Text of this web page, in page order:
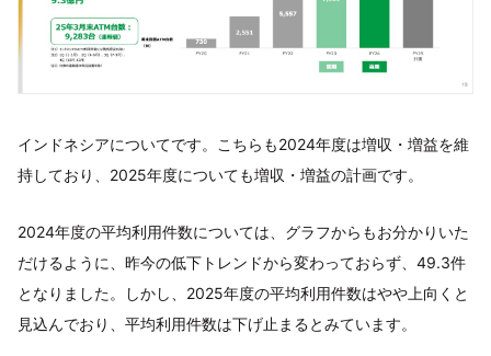
インドネシアについてです。こちらも2024年度は増収・増益を維
持しており、2025年度についても増収・増益の計画です。
2024年度の平均利用件数については、グラフからもお分かりいた
だけるように、昨今の低下トレンドから変わっておらず、49.3件
となりました。しかし、2025年度の平均利用件数はやや上向くと
見込んでおり、平均利用件数は下げ止まるとみています。